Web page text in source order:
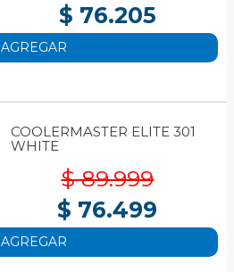
$ 76.205
AGREGAR
COOLERMASTER ELITE 301
WHITE
$ 89.999
$ 76.499
AGREGAR